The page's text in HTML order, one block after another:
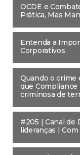
OCDE e
Prática, Mas
Entenda a
Corporativos
Quando o crime
que Compliance
criminosa de
#205 | Canal de
lideranças |